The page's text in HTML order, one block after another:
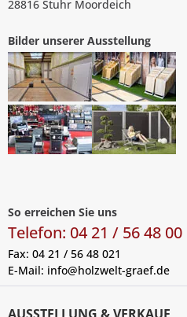
28816 Stuhr Moordeich
Bilder unserer Ausstellung
So erreichen Sie uns
Telefon: 04 21 / 56 48 00
Fax: 04 21 / 56 48 021
E-Mail: info@holzwelt-graef.de